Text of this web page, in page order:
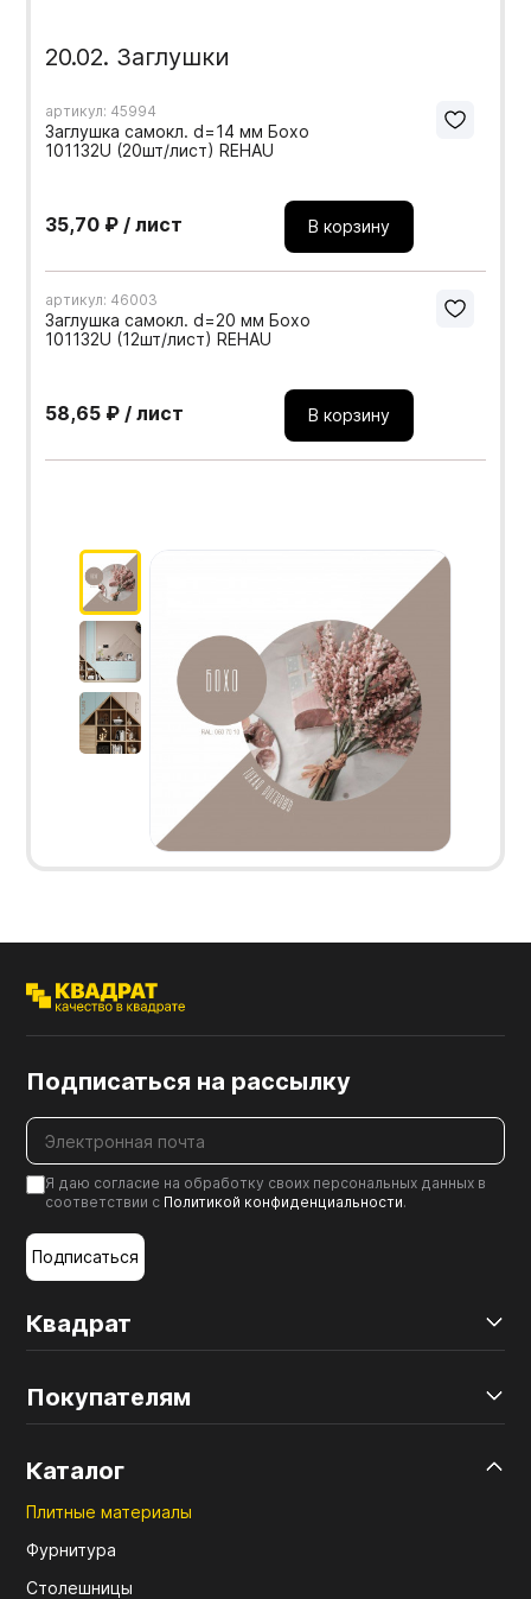
20.02. Заглушки
артикул: 45994
Заглушка самокл. d=14 мм Бохо
101132U (20шт/лист) REHAU
35,70 ₽ / лист В корзину
артикул: 46003
Заглушка самокл. d=20 мм Бохо
101132U (12шт/лист) REHAU
58,65 ₽ / лист В корзину
Квадрат
Покупателям
Каталог
Плитные материалы
Фурнитура
Столешницы
Подписаться на рассылку
Я даю согласие на обработку своих персональных данных в
соответствии с Политикой конфиденциальности.
Подписаться